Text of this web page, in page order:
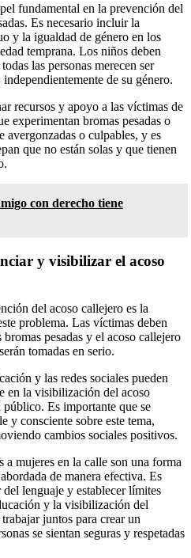
fundamental en la prevención del
Es necesario incluir la
y la igualdad de género en los
temprana. Los niños deben
las personas merecen ser
de su género.
recursos y apoyo a las víctimas de
experimentan bromas pesadas o
avergonzadas o culpables, y es
que no están solas y que tienen
con derecho tiene
y visibilizar el acoso
del acoso callejero es la
problema. Las víctimas deben
pesadas y el acoso callejero
tomadas en serio.
y las redes sociales pueden
en la visibilización del acoso
Es importante que se
y consciente sobre este tema,
cambios sociales positivos.
a mujeres en la calle son una forma
de manera efectiva. Es
lenguaje y establecer límites
y la visibilización del
juntos para crear un
se sientan seguras y respetadas